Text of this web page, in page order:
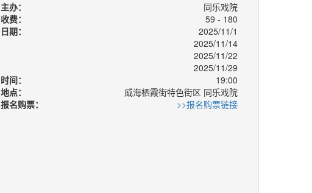
主办：
同乐戏院
收费：
59 - 180
日期：
2025/11/1
2025/11/14
2025/11/22
2025/11/29
时间：
19:00
地点：
威海栖霞街特色街区 同乐戏院
报名购票：
>>报名购票链接